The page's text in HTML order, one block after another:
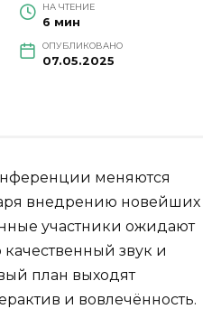
НА ЧТЕНИЕ
6 мин
ОПУБЛИКОВАНО
07.05.2025
меняются
внедрению новейших
участники ожидают
звук и
план выходят
и вовлечённость.